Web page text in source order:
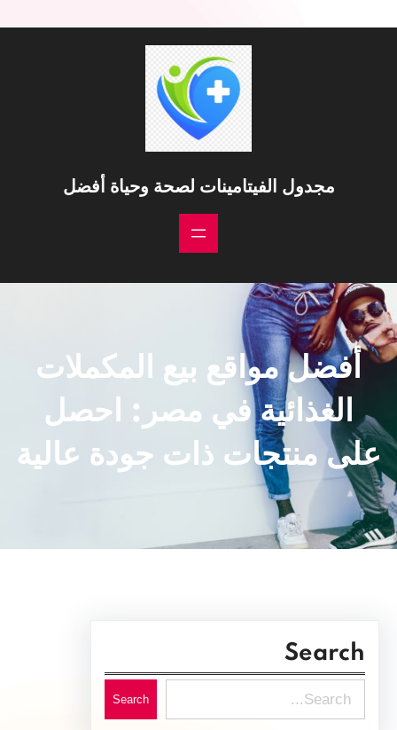
مجدول الفيتامينات لصحة وحياة أفضل
أفضل مواقع بيع المكملات
الغذائية في مصر: احصل
على منتجات ذات جودة عالية
Search
e
Search